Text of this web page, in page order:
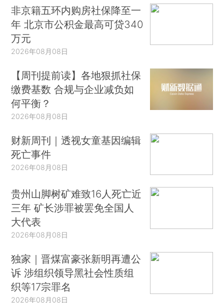
非京籍五环内购房社保降至一
年 北京市公积金最高可贷340
万元
2026年08月08日
【周刊提前读】各地狠抓社保
缴费基数 合规与企业减负如
何平衡？
2026年08月08日
财新周刊｜透视女童基因编辑
死亡事件
2026年08月08日
贵州山脚树矿难致16人死亡近
三年 矿长涉罪被罢免全国人
大代表
2026年08月08日
独家｜晋煤富豪张新明再遭公
诉 涉组织领导黑社会性质组
织等17宗罪名
2026年08月08日